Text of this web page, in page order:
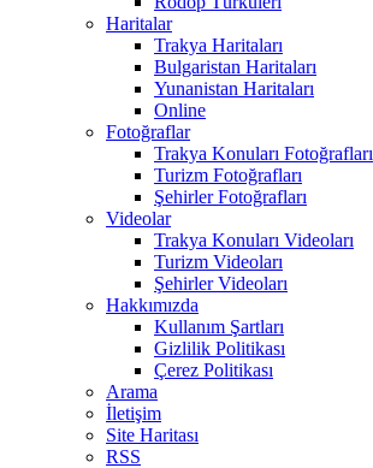
Haritalar
Trakya Haritaları
Bulgaristan Haritaları
Yunanistan Haritaları
Online
Fotoğraflar
Trakya Konuları Fotoğrafları
Turizm Fotoğrafları
Şehirler Fotoğrafları
Videolar
Trakya Konuları Videoları
Turizm Videoları
Şehirler Videoları
Hakkımızda
Kullanım Şartları
Gizlilik Politikası
Çerez Politikası
Arama
İletişim
Site Haritası
RSS